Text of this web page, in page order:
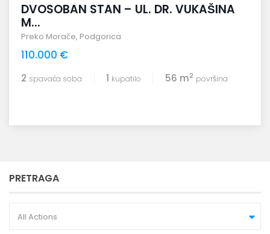
DVOSOBAN STAN – UL. DR. VUKAŠINA
M...
Preko Morače, Podgorica
110.000 €
2 spavaća soba 1 kupatilo 56 m2 površina
PRETRAGA
All Actions